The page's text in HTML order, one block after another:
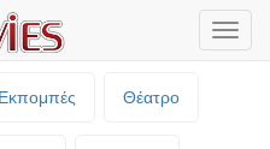
Εκπομπές Θέατρο